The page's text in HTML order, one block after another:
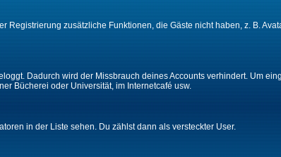
zusätzliche Funktionen, die Gäste nicht haben, z. B.
Dadurch wird der Missbrauch deines Accounts verhindert. Um
Bücherei oder Universität, im Internetcafé usw.
in der Liste sehen. Du zählst dann als versteckter User.